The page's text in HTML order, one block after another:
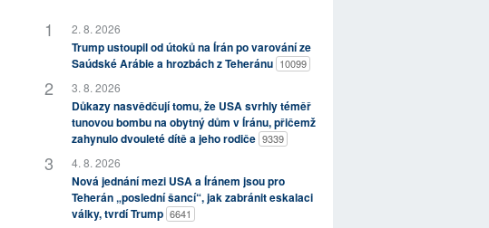
2. 8. 2026
Trump ustoupil od útoků na Írán po varování ze
Saúdské Arábie a hrozbách z Teheránu 10099
3. 8. 2026
Důkazy nasvědčují tomu, že USA svrhly téměř
tunovou bombu na obytný dům v Íránu, přičemž
zahynulo dvouleté dítě a jeho rodiče 9339
4. 8. 2026
Nová jednání mezi USA a Íránem jsou pro
Teherán „poslední šancí“, jak zabránit eskalaci
války, tvrdí Trump 6641